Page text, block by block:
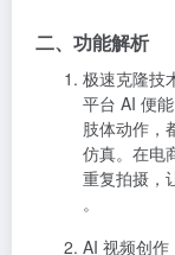
二、功能解析
极速克隆技
平台 AI 便
肢体动作，
仿真。在电
重复拍摄，
。
AI 视频创作